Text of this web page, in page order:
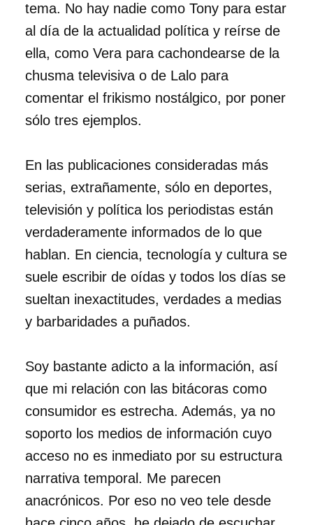
tema. No hay nadie como Tony para estar
al día de la actualidad política y reírse de
ella, como Vera para cachondearse de la
chusma televisiva o de Lalo para
comentar el frikismo nostálgico, por poner
sólo tres ejemplos.
En las publicaciones consideradas más
serias, extrañamente, sólo en deportes,
televisión y política los periodistas están
verdaderamente informados de lo que
hablan. En ciencia, tecnología y cultura se
suele escribir de oídas y todos los días se
sueltan inexactitudes, verdades a medias
y barbaridades a puñados.
Soy bastante adicto a la información, así
que mi relación con las bitácoras como
consumidor es estrecha. Además, ya no
soporto los medios de información cuyo
acceso no es inmediato por su estructura
narrativa temporal. Me parecen
anacrónicos. Por eso no veo tele desde